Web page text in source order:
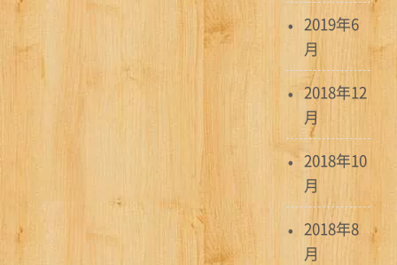
2019年6
月
2018年12
月
2018年10
月
2018年8
月